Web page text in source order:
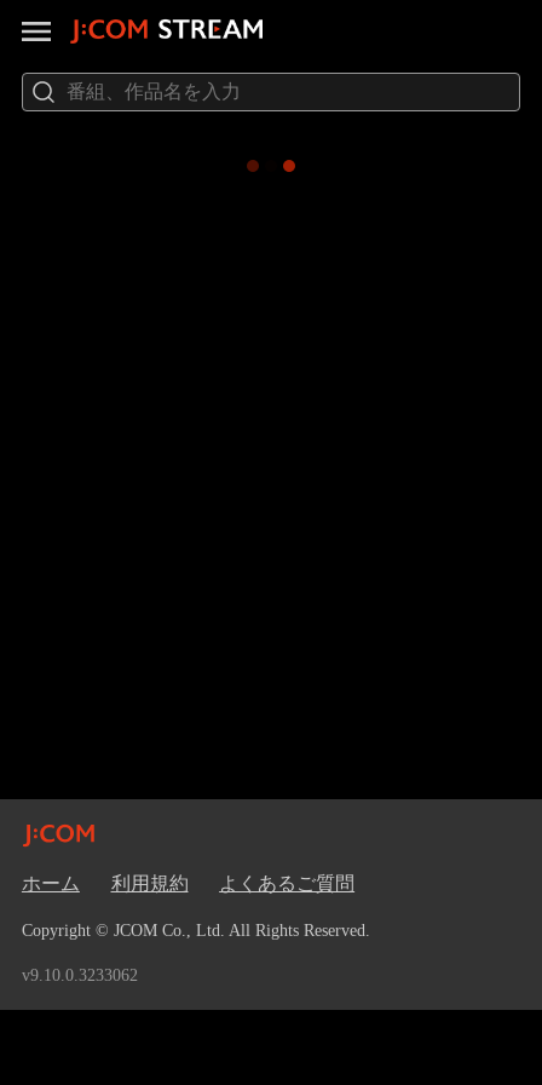
ホーム 利用規約 よくあるご質問
Copyright © JCOM Co., Ltd. All Rights Reserved.
v9.10.0.3233062